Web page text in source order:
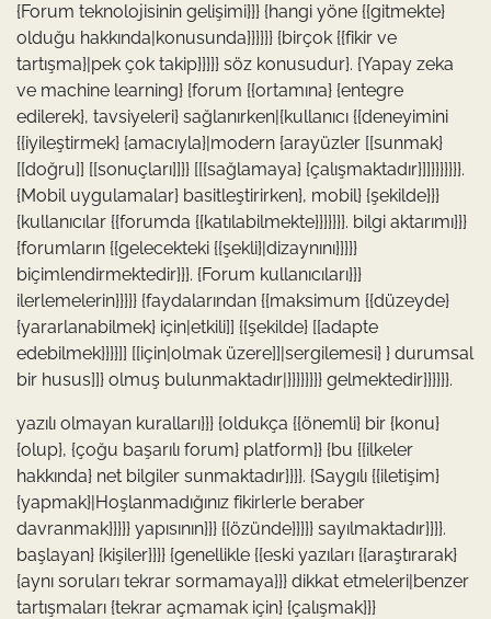
{Forum teknolojisinin gelişimi}}} {hangi yöne {{gitmekte}
olduğu hakkında|konusunda}}}}}} {birçok {{fikir ve
tartışma}|pek çok takip}}}}} söz konusudur}. {Yapay zeka
ve machine learning} {forum {{ortamına} {entegre
edilerek}, tavsiyeleri} sağlanırken|{kullanıcı {{deneyimini
{{iyileştirmek} {amacıyla}|modern {arayüzler [[sunmak}
[[doğru]] [[sonuçları]]}} [[{sağlamaya} {çalışmaktadır}]]}}}}}}}.
{Mobil uygulamalar} basitleştirirken}, mobil} {şekilde}}}
{kullanıcılar {{forumda {{katılabilmekte}}}}}}}. bilgi aktarımı}}}
{forumların {{gelecekteki {{şekli}|dizaynını}}}}}
biçimlendirmektedir}}}. {Forum kullanıcıları}}}
ilerlemelerin}}}}} {faydalarından {{maksimum {{düzeyde}
{yararlanabilmek} için|etkili]] {{şekilde} [[adapte
edebilmek}}}}]] [[için|olmak üzere]]|sergilemesi} } durumsal
bir husus]]} olmuş bulunmaktadır|}}}}}}}} gelmektedir}}}}}}.
yazılı olmayan kuralları}}} {oldukça {{önemli} bir {konu}
{olup}, {çoğu başarılı forum} platform}} {bu {{ilkeler
hakkında} net bilgiler sunmaktadır}}}}. {Saygılı {{iletişim}
{yapmak}|Hoşlanmadığınız fikirlerle beraber
davranmak}}}}} yapısının}}} {{özünde}}}}} sayılmaktadır}}}}.
başlayan} {kişiler}}}} {genellikle {{eski yazıları {{araştırarak}
{aynı soruları tekrar sormamaya}}} dikkat etmeleri|benzer
tartışmaları {tekrar açmamak için} {çalışmak}}}